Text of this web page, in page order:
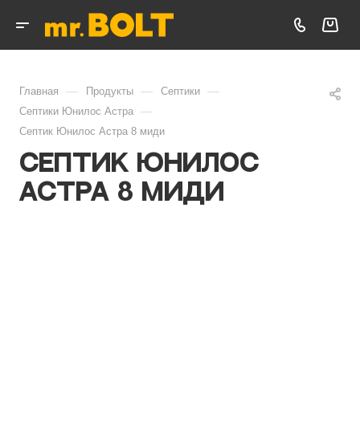
Главная — Продукты — Септики —
Септики Юнилос Астра —
Септик Юнилос Астра 8 миди
Септик Юнилос
Астра 8 миди